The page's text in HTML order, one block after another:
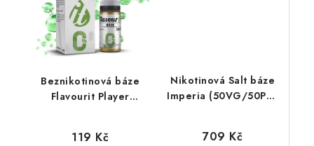
Beznikotinová báze
Flavourit Player
119 Kč
Nikotinová Salt báze
Imperia (50VG/50PG)
709 Kč